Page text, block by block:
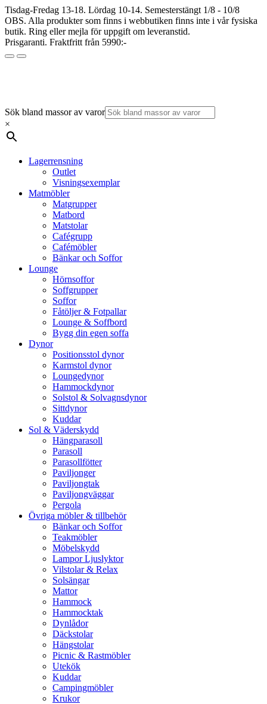
Tisdag-Fredag 13-18. Lördag 10-14. Semesterstängt 1/8 - 10/8
OBS. Alla produkter som finns i webbutiken finns inte i vår fysiska
butik. Ring eller mejla för uppgift om leveranstid.
Prisgaranti. Fraktfritt från 5990:-
Sök bland massor av varor
×
Lagerrensning
Outlet
Visningsexemplar
Matmöbler
Matgrupper
Matbord
Matstolar
Cafégrupp
Cafémöbler
Bänkar och Soffor
Lounge
Hörnsoffor
Soffgrupper
Soffor
Fåtöljer & Fotpallar
Lounge & Soffbord
Bygg din egen soffa
Dynor
Positionsstol dynor
Karmstol dynor
Loungedynor
Hammockdynor
Solstol & Solvagnsdynor
Sittdynor
Kuddar
Sol & Väderskydd
Hängparasoll
Parasoll
Parasollfötter
Paviljonger
Paviljongtak
Paviljongväggar
Pergola
Övriga möbler & tillbehör
Bänkar och Soffor
Teakmöbler
Möbelskydd
Lampor Ljuslyktor
Vilstolar & Relax
Solsängar
Mattor
Hammock
Hammocktak
Dynlådor
Däckstolar
Hängstolar
Picnic & Rastmöbler
Utekök
Kuddar
Campingmöbler
Krukor